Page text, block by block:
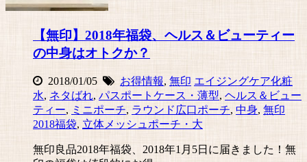
【無印】2018年福袋、ヘルス＆ビューティー
の中身はオトクか？
2018/01/05 お得情報, 無印 エイジングケア化粧
水, ネタばれ, パスポートケース・薄型, ヘルス＆ビュー
ティー, ミニポーチ, ラウンド広口ポーチ, 中身, 無印
2018福袋, 立体メッシュポーチ・大
無印良品2018年福袋、2018年1月5日に届きました！無